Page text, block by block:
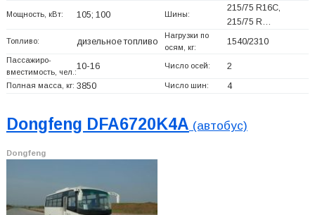
Мощность, кВт: 105; 100 Шины:
215/75 R16C,
215/75 R…
Топливо: дизельное топливо
Нагрузки по
осям, кг:
1540/2310
Пассажиро-
вместимость, чел.:
10-16 Число осей: 2
Полная масса, кг: 3850 Число шин: 4
Dongfeng DFA6720K4A (автобус)
Dongfeng